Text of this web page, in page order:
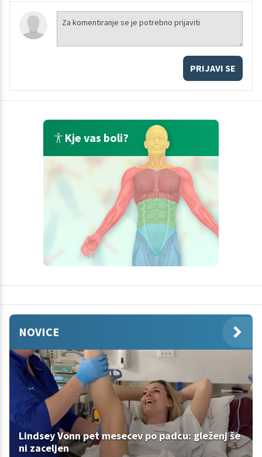
PRIJAVI SE
Kje vas boli?
NOVICE
Lindsey Vonn pet mesecev po padcu: gleženj še
ni zaceljen